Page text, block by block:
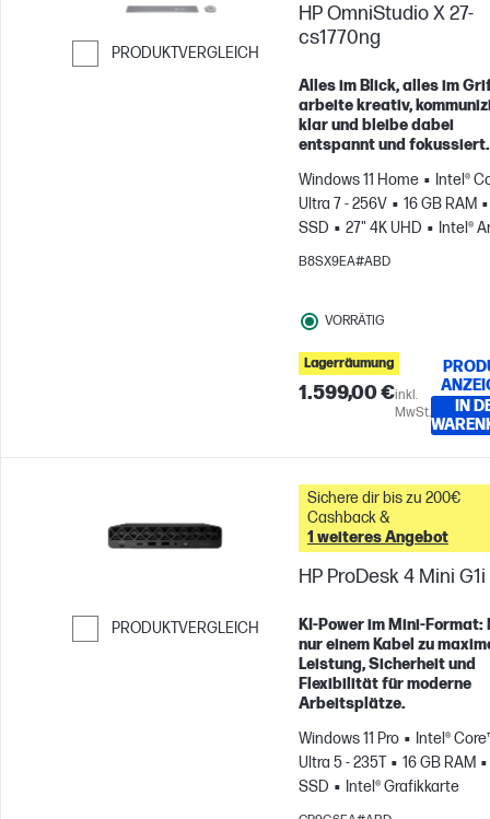
PRODUKTVERGLEICH
Weiter zum Vergleichen
HP OmniStudio X 27-
cs1770ng
Alles im Blick, alles im
arbeite kreativ,
klar und bleibe dabei
entspannt und fokussiert.
Windows 11 Home
Intel®
Ultra 7 - 256V
16 GB RAM
SSD
27" 4K UHD
Intel®
Graphics
B8SX9EA#ABD
VORRÄTIG
Lagerräumung
1.599,00 €inkl.
MwSt.
IN
PRODUKTVERGLEICH
Weiter zum Vergleichen
Sichere dir bis zu 200€
Cashback &
1 weiteres Angebot
HP ProDesk 4 Mini G1i
KI-Power im Mini-Format:
nur einem Kabel zu
Leistung, Sicherheit und
Flexibilität für moderne
Arbeitsplätze.
Windows 11 Pro
Intel®
Ultra 5 - 235T
16 GB RAM
SSD
Intel® Grafikkarte